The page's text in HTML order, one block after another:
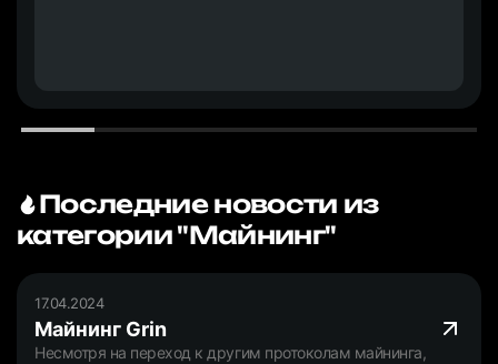
Последние новости из
категории "Майнинг"
17.04.2024
Майнинг Grin
Несмотря на переход к другим протоколам майнинга,